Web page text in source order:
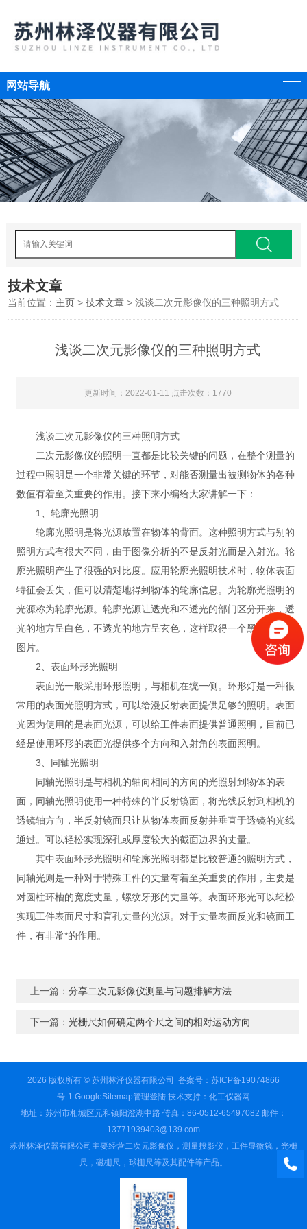
网站导航
技术文章
当前位置： 主页 >技术文章 > 浅谈二次元影像仪的三种照明方式
浅谈二次元影像仪的三种照明方式
更新时间：2022-01-11 点击次数：1770
浅谈二次元影像仪的三种照明方式
二次元影像仪的照明一直都是比较关键的问题，在整个测量的
过程中照明是一个非常关键的环节，对能否测量出被测物体的各种
数值有着至关重要的作用。接下来小编给大家讲解一下：
1、轮廓光照明
轮廓光照明是将光源放置在物体的背面。这种照明方式与别的
照明方式有很大不同，由于图像分析的不是反射光而是入射光。轮
廓光照明产生了很强的对比度。应用轮廓光照明技术时，物体表面
特征会丢失，但可以清楚地得到物体的轮廓信息。为轮廓光照明的
光源称为轮廓光源。轮廓光源让透光和不透光的部门区分开来，透
光的地方呈白色，不透光的地方呈玄色，这样取得一个黑白对比的
图片。
2、表面环形光照明
表面光一般采用环形照明，与相机在统一侧。环形灯是一种很
常用的表面光照明方式，可以给漫反射表面提供足够的照明。表面
光因为使用的是表面光源，可以给工件表面提供普通照明，目前已
经是使用环形的表面光提供多个方向和入射角的表面照明。
3、同轴光照明
同轴光照明是与相机的轴向相同的方向的光照射到物体的表
面，同轴光照明使用一种特殊的半反射镜面，将光线反射到相机的
透镜轴方向，半反射镜面只让从物体表面反射并垂直于透镜的光线
通过。可以轻松实现深孔或厚度较大的截面边界的丈量。
其中表面环形光照明和轮廓光照明都是比较普通的照明方式，
同轴光则是一种对于特殊工件的丈量有着至关重要的作用，主要是
对圆柱环槽的宽度丈量，螺纹牙形的丈量等。表面环形光可以轻松
实现工件表面尺寸和盲孔丈量的光源。对于丈量表面反光和镜面工
件，有非常*的作用。
上一篇： 分享二次元影像仪测量与问题排解方法
下一篇： 光栅尺如何确定两个尺之间的相对运动方向
2026 版权所有 © 苏州林泽仪器有限公司 备案号：苏ICP备19074866
号-1 GoogleSitemap管理登陆技术支持： 化工仪器网
地址：苏州市相城区元和镇阳澄湖中路 传真：86-0512-65497082 邮件：
13771939403@139.com
苏州林泽仪器有限公司主要经营二次元影像仪，测量投影仪，工件显微镜，光栅
尺，磁栅尺，球栅尺等及其配件等产品。